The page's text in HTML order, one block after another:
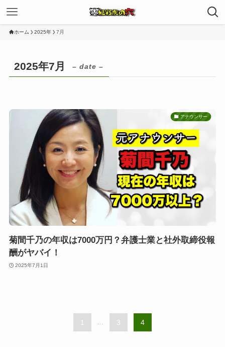
ホーム 2025年 7月
2025年7月 – date –
アナウンサー
菊間千乃の年収は7000万円？弁護士業と社外取締役報
酬がヤバイ！
2025年7月1日
1 ... 3 4